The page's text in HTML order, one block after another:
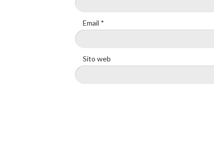
Email *
Sito web